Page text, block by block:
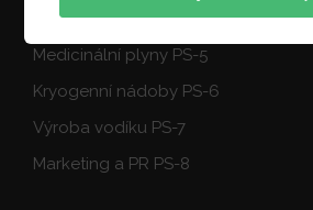
Potravinářské plyny PS-4
Medicinální plyny PS-5
Kryogenní nádoby PS-6
Výroba vodíku PS-7
Marketing a PR PS-8